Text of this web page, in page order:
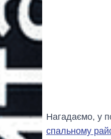
Нагадаємо, у
спальному